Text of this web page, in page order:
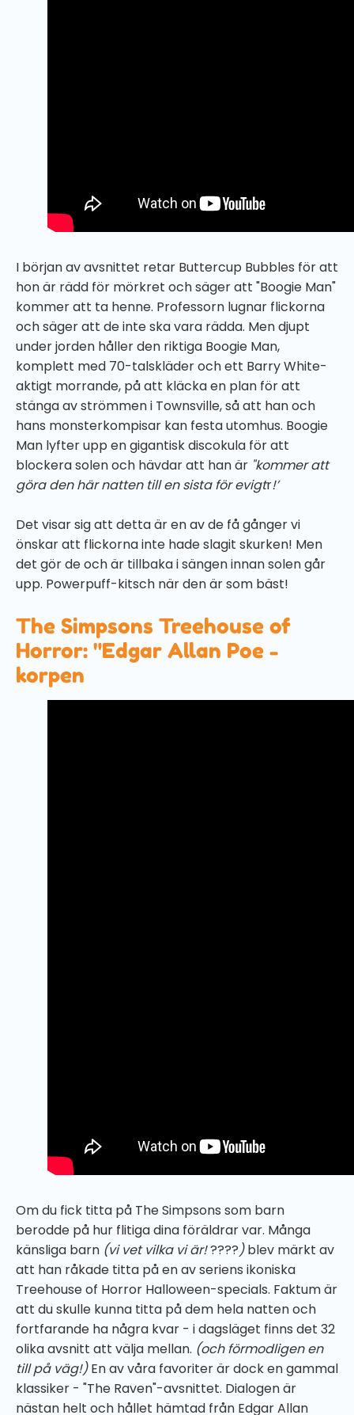
I början av avsnittet retar Buttercup Bubbles för att
hon är rädd för mörkret och säger att "Boogie Man"
kommer att ta henne. Professorn lugnar flickorna
och säger att de inte ska vara rädda. Men djupt
under jorden håller den riktiga Boogie Man,
komplett med 70-talskläder och ett Barry White-
aktigt morrande, på att kläcka en plan för att
stänga av strömmen i Townsville, så att han och
hans monsterkompisar kan festa utomhus. Boogie
Man lyfter upp en gigantisk discokula för att
blockera solen och hävdar att han är "kommer att
göra den här natten till en sista för evigtr!’
Det visar sig att detta är en av de få gånger vi
önskar att flickorna inte hade slagit skurken! Men
det gör de och är tillbaka i sängen innan solen går
upp. Powerpuff-kitsch när den är som bäst!
The Simpsons Treehouse of
Horror: "Edgar Allan Poe -
korpen
Om du fick titta på The Simpsons som barn
berodde på hur flitiga dina föräldrar var. Många
känsliga barn (vi vet vilka vi är!????)blev märkt av
att han råkade titta på en av seriens ikoniska
Treehouse of Horror Halloween-specials. Faktum är
att du skulle kunna titta på dem hela natten och
fortfarande ha några kvar - i dagsläget finns det 32
olika avsnitt att välja mellan. (och förmodligen en
till på väg!)En av våra favoriter är dock en gammal
klassiker - "The Raven"-avsnittet. Dialogen är
nästan helt och hållet hämtad från Edgar Allan